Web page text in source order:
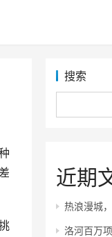
搜索
近期
热浪漫城
洛河百万